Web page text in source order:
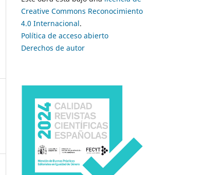
Creative Commons Reconocimiento
4.0 Internacional.
Política de acceso abierto
Derechos de autor